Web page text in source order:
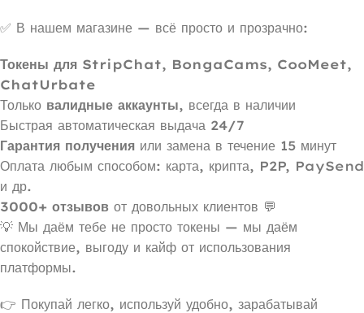
✅ В нашем магазине — всё просто и прозрачно:
Токены для StripChat, BongaCams, CooMeet,
ChatUrbate
Только валидные аккаунты, всегда в наличии
Быстрая автоматическая выдача 24/7
Гарантия получения или замена в течение 15 минут
Оплата любым способом: карта, крипта, P2P, PaySend
и др.
3000+ отзывов от довольных клиентов 💬
💡 Мы даём тебе не просто токены — мы даём
спокойствие, выгоду и кайф от использования
платформы.
👉 Покупай легко, используй удобно, зарабатывай